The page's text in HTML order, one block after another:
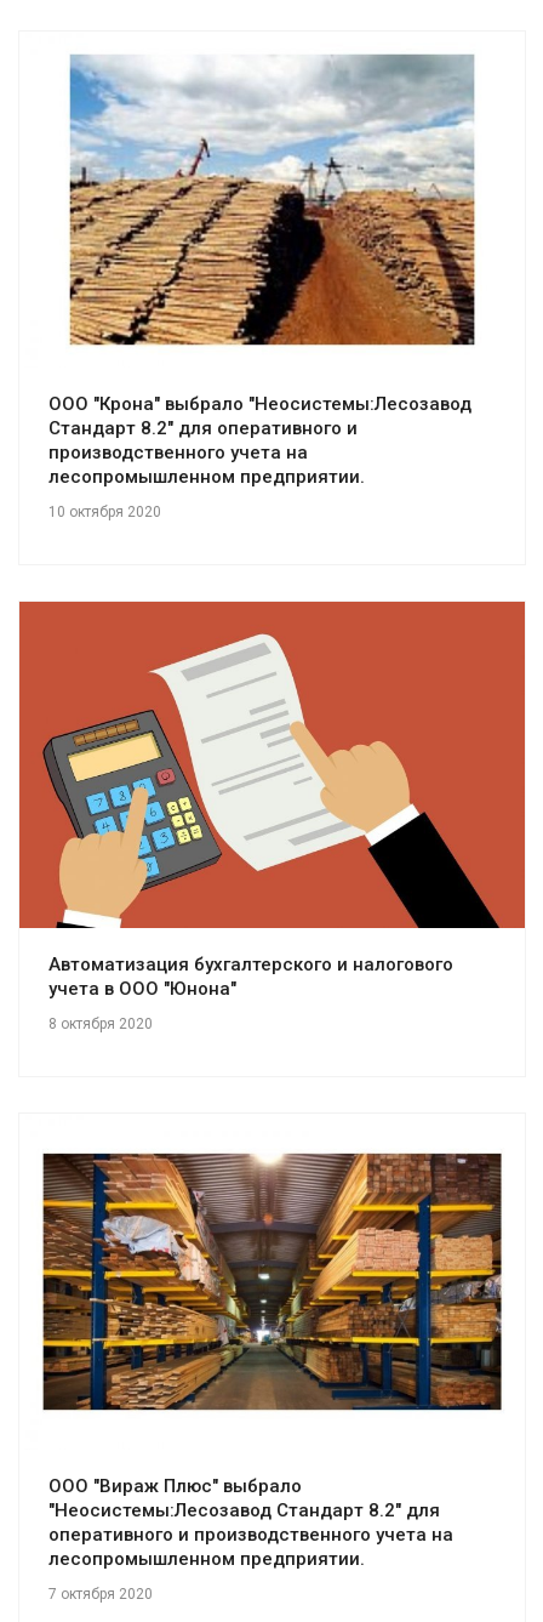
Смотреть проект
ООО "Крона" выбрало "Неосистемы:Лесозавод
Стандарт 8.2" для оперативного и
производственного учета на
лесопромышленном предприятии.
10 октября 2020
Смотреть проект
Автоматизация бухгалтерского и налогового
учета в ООО "Юнона"
8 октября 2020
Смотреть проект
ООО "Вираж Плюс" выбрало
"Неосистемы:Лесозавод Стандарт 8.2" для
оперативного и производственного учета на
лесопромышленном предприятии.
7 октября 2020